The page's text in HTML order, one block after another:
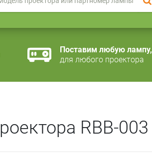
Поставим любую лампу,
для любого проектора
RBB-003